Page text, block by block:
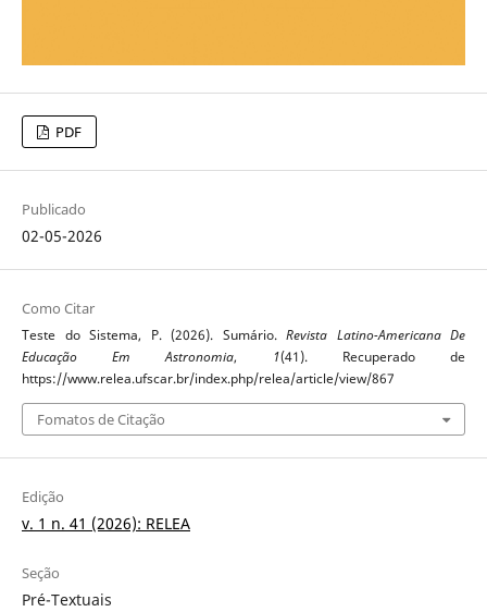
PDF
Publicado
02-05-2026
Como Citar
Teste do Sistema, P. (2026). Sumário. Revista Latino-Americana De
Educação Em Astronomia, 1(41). Recuperado de
https://www.relea.ufscar.br/index.php/relea/article/view/867
Fomatos de Citação
Edição
v. 1 n. 41 (2026): RELEA
Seção
Pré-Textuais